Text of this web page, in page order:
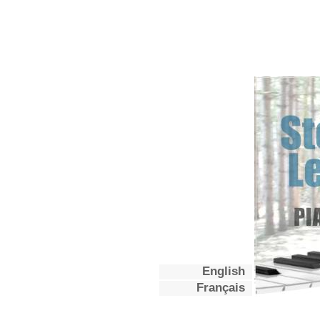
English
Français